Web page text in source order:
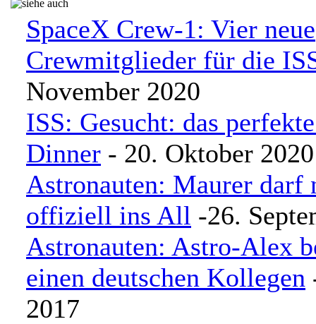
SpaceX Crew-1: Vier neue
Crewmitglieder für die
November 2020
ISS: Gesucht: das
Dinner - 20. Oktober 2020
Astronauten: Maurer darf
offiziell ins All -26.
Astronauten: Astro-Alex
einen deutschen Kollegen
2017